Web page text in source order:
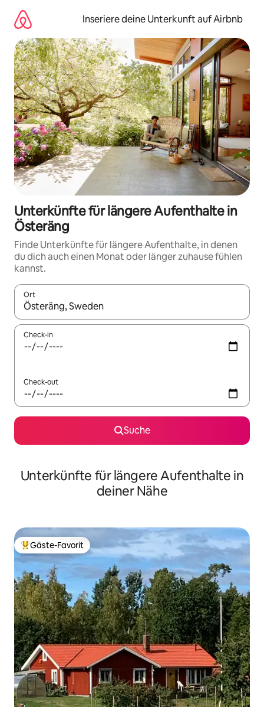
Inhalten
springen
Inseriere deine Unterkunft auf Airbnb
Unterkünfte für längere Aufenthalte in
Österäng
Finde Unterkünfte für längere Aufenthalte, in denen
du dich auch einen Monat oder länger zuhause fühlen
kannst.
Ort
Wenn Ergebnisse verfügbar sind, navigiere mit den
Check-in
Check-out
Suche
Unterkünfte für längere Aufenthalte in
deiner Nähe
Beliebter Gäste-Favorit.
Gäste-Favorit